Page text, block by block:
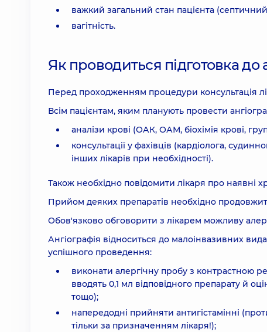
важкий загальний стан пацієнта
вагітність.
Як проводиться підготовка до
Перед проходженням процедури консультація
Всім пацієнтам, яким планують провести
аналізи крові (ОАК, ОАМ, біохімія крові,
консультації у фахівців (кардіолога,
інших лікарів при необхідності).
Також необхідно повідомити лікаря про наявні
Прийом деяких препаратів необхідно
Обов'язково обговорити з лікарем можливу
Ангіографія відноситься до малоінвазивних
успішного проведення:
виконати алергічну пробу з контрастною
вводять 0,1 мл відповідного препарату й
тощо);
напередодні прийняти антигістамінні
тільки за призначенням лікаря!);